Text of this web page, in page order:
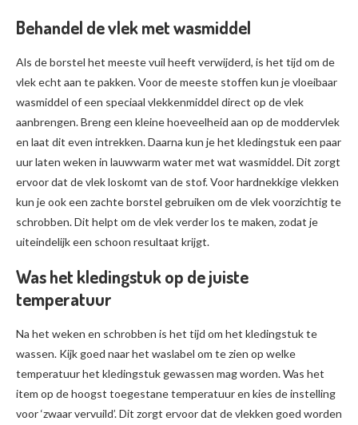
Behandel de vlek met wasmiddel
Als de borstel het meeste vuil heeft verwijderd, is het tijd om de
vlek echt aan te pakken. Voor de meeste stoffen kun je vloeibaar
wasmiddel of een speciaal vlekkenmiddel direct op de vlek
aanbrengen. Breng een kleine hoeveelheid aan op de moddervlek
en laat dit even intrekken. Daarna kun je het kledingstuk een paar
uur laten weken in lauwwarm water met wat wasmiddel. Dit zorgt
ervoor dat de vlek loskomt van de stof. Voor hardnekkige vlekken
kun je ook een zachte borstel gebruiken om de vlek voorzichtig te
schrobben. Dit helpt om de vlek verder los te maken, zodat je
uiteindelijk een schoon resultaat krijgt.
Was het kledingstuk op de juiste
temperatuur
Na het weken en schrobben is het tijd om het kledingstuk te
wassen. Kijk goed naar het waslabel om te zien op welke
temperatuur het kledingstuk gewassen mag worden. Was het
item op de hoogst toegestane temperatuur en kies de instelling
voor ‘zwaar vervuild’. Dit zorgt ervoor dat de vlekken goed worden